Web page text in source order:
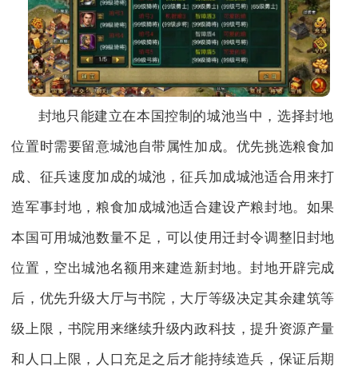
封地只能建立在本国控制的城池当中，选择封地
位置时需要留意城池自带属性加成。优先挑选粮食加
成、征兵速度加成的城池，征兵加成城池适合用来打
造军事封地，粮食加成城池适合建设产粮封地。如果
本国可用城池数量不足，可以使用迁封令调整旧封地
位置，空出城池名额用来建造新封地。封地开辟完成
后，优先升级大厅与书院，大厅等级决定其余建筑等
级上限，书院用来继续升级内政科技，提升资源产量
和人口上限，人口充足之后才能持续造兵，保证后期